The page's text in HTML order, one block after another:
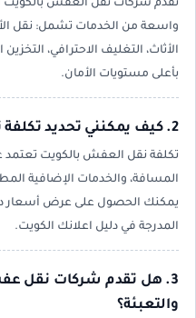
تقدم شركات نقل العفش بالكويت
واسعة من الخدمات تشمل: نقل
الأثاث، التغليف الاحترافي،
بأعلى مستويات الأمان.
2. كيف يمكنني تحديد تكلفة نقل الاثاث بالكويت؟
تكلفة نقل العفش بالكويت تعتمد
المسافة، والخدمات الإضافية
يمكنك الحصول على عرض أسعار
المدرجة في دليل اعلانك الكويت.
3. هل تقدم شركات نقل
والتعبئة؟